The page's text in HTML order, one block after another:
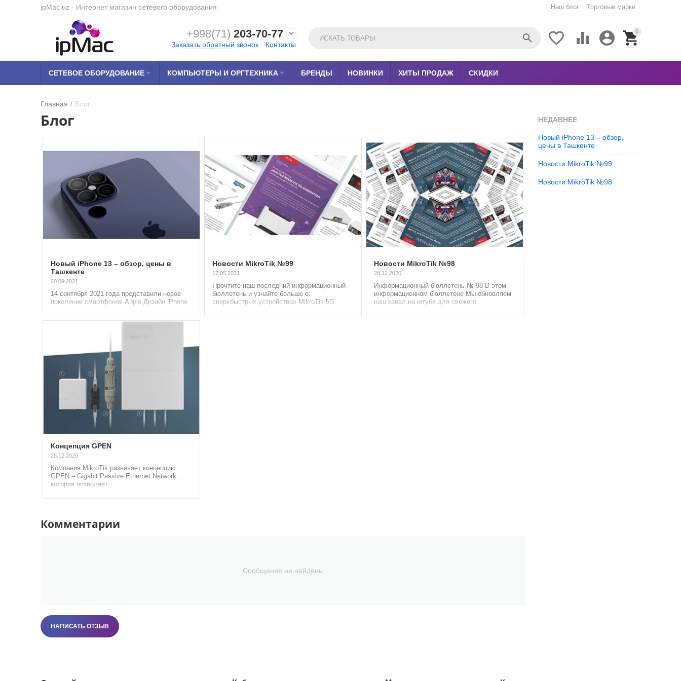
ipMac.uz - Интернет магазин сетевого оборудования Наш блог Торговые марки
+998(71) 203-70-77 
Заказать обратный звонок Контакты
0


 

СЕТЕВОЕ ОБОРУДОВАНИЕ  КОМПЬЮТЕРЫ И ОРГТЕХНИКА  БРЕНДЫ НОВИНКИ ХИТЫ ПРОДАЖ СКИДКИ
Главная / Блог
Блог
Новый iPhone 13 – обзор, цены в
Ташкенте
20.09.2021
14 сентября 2021 года представили новое
поколение смартфонов Apple Дизайн iPhone
Новости MikroTik №99
17.05.2021
Прочтите наш последний информационный
бюллетень и узнайте больше о:
сверхбыстрых устройствах MikroTik 5G,
Новости MikroTik №98
28.12.2020
Информационный бюллетень № 98 В этом
информационном бюллетене Мы обновляем
наш канал на ютубе для свежего...
Концепция GPEN
28.12.2020
Компания MikroTik развивает концепцию
GPEN – Gigabit Passive Ethernet Network ,
которая позволяет...
Комментарии
Сообщения не найдены
НАПИСАТЬ ОТЗЫВ
НЕДАВНЕЕ
Новый iPhone 13 – обзор,
цены в Ташкенте
Новости MikroTik №99
Новости MikroTik №98